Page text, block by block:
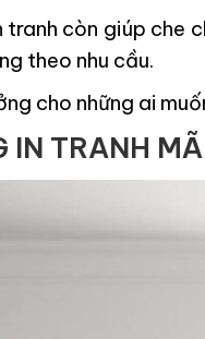
tranh còn giúp che
theo nhu cầu.
cho những ai
IN TRANH